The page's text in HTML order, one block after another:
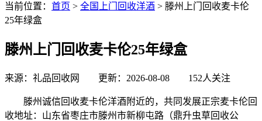
当前位置： 首页 > 全国上门回收洋酒 > 滕州上门回收麦卡伦
25年绿盒
滕州上门回收麦卡伦25年绿盒
来源：礼品回收网 更新：2026-08-08 152人关注
滕州诚信回收麦卡伦洋酒附近的，共同发展正宗麦卡伦回
收地址：山东省枣庄市滕州市新柳屯路（鼎升虫草回收公